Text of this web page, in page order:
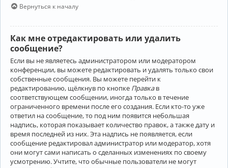
Вернуться к началу
Как мне отредактировать или удалить
сообщение?
Если вы не являетесь администратором или модератором
конференции, вы можете редактировать и удалять только свои
собственные сообщения. Вы можете перейти к
редактированию, щёлкнув по кнопке Правкав
соответствующем сообщении, иногда только в течение
ограниченного времени после его создания. Если кто-то уже
ответил на сообщение, то под ним появится небольшая
надпись, которая показывает количество правок, а также дату и
время последней из них. Эта надпись не появляется, если
сообщение редактировал администратор или модератор, хотя
они могут сами написать о сделанных изменениях по своему
усмотрению. Учтите, что обычные пользователи не могут